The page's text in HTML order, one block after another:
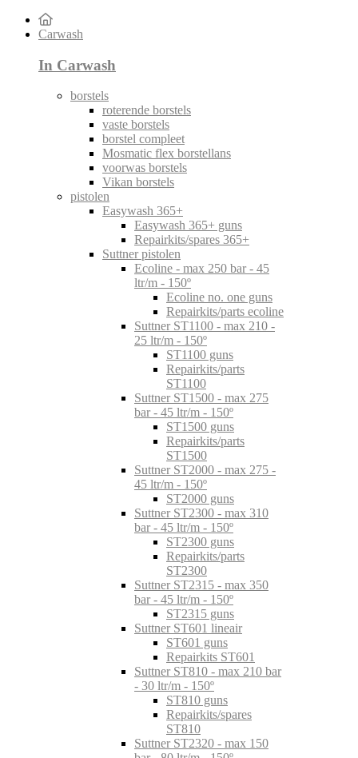
Carwash
In Carwash
borstels
roterende borstels
vaste borstels
borstel compleet
Mosmatic flex borstellans
voorwas borstels
Vikan borstels
pistolen
Easywash 365+
Easywash 365+ guns
Repairkits/spares 365+
Suttner pistolen
Ecoline - max 250 bar - 45
ltr/m - 150º
Ecoline no. one guns
Repairkits/parts ecoline
Suttner ST1100 - max 210 -
25 ltr/m - 150º
ST1100 guns
Repairkits/parts
ST1100
Suttner ST1500 - max 275
bar - 45 ltr/m - 150º
ST1500 guns
Repairkits/parts
ST1500
Suttner ST2000 - max 275 -
45 ltr/m - 150º
ST2000 guns
Suttner ST2300 - max 310
bar - 45 ltr/m - 150º
ST2300 guns
Repairkits/parts
ST2300
Suttner ST2315 - max 350
bar - 45 ltr/m - 150º
ST2315 guns
Suttner ST601 lineair
ST601 guns
Repairkits ST601
Suttner ST810 - max 210 bar
- 30 ltr/m - 150º
ST810 guns
Repairkits/spares
ST810
Suttner ST2320 - max 150